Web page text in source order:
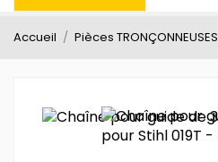
Accueil Pièces TRONÇONNEUSES